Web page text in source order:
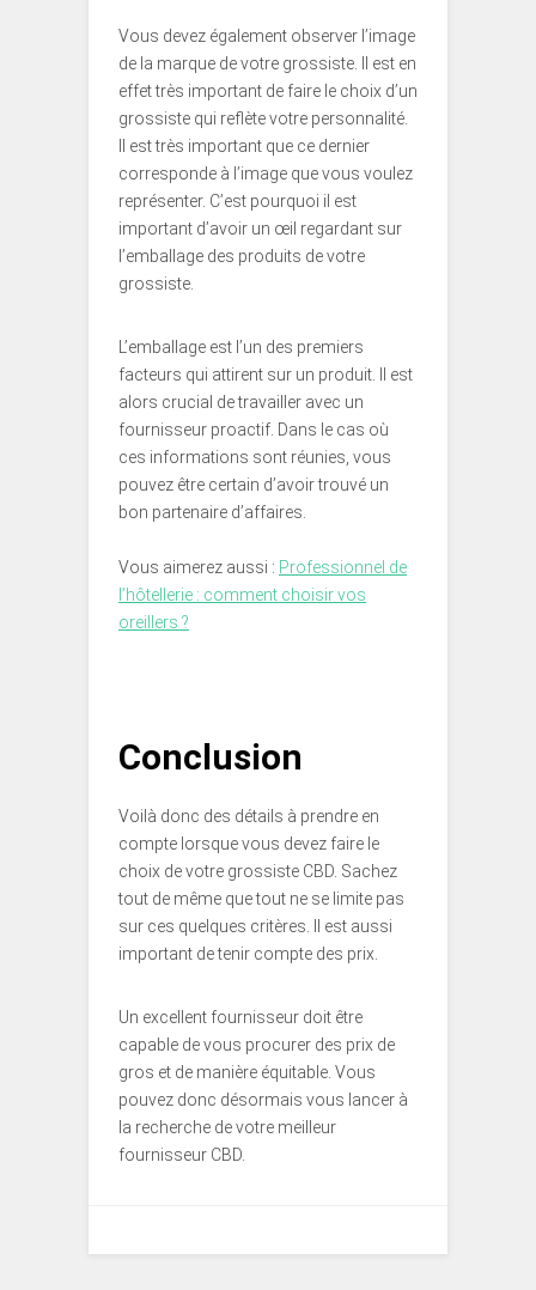
Vous devez également observer l’image
de la marque de votre grossiste. Il est en
effet très important de faire le choix d’un
grossiste qui reflète votre personnalité.
Il est très important que ce dernier
corresponde à l’image que vous voulez
représenter. C’est pourquoi il est
important d’avoir un œil regardant sur
l’emballage des produits de votre
grossiste.
L’emballage est l’un des premiers
facteurs qui attirent sur un produit. Il est
alors crucial de travailler avec un
fournisseur proactif. Dans le cas où
ces informations sont réunies, vous
pouvez être certain d’avoir trouvé un
bon partenaire d’affaires.
Vous aimerez aussi : Professionnel de
l’hôtellerie : comment choisir vos
oreillers ?
Conclusion
Voilà donc des détails à prendre en
compte lorsque vous devez faire le
choix de votre grossiste CBD. Sachez
tout de même que tout ne se limite pas
sur ces quelques critères. Il est aussi
important de tenir compte des prix.
Un excellent fournisseur doit être
capable de vous procurer des prix de
gros et de manière équitable. Vous
pouvez donc désormais vous lancer à
la recherche de votre meilleur
fournisseur CBD.